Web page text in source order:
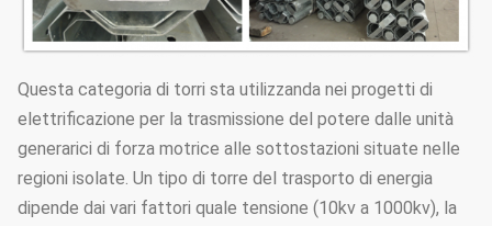
Questa categoria di torri sta utilizzanda nei progetti di
elettrificazione per la trasmissione del potere dalle unità
generarici di forza motrice alle sottostazioni situate nelle
regioni isolate. Un tipo di torre del trasporto di energia
dipende dai vari fattori quale tensione (10kv a 1000kv), la